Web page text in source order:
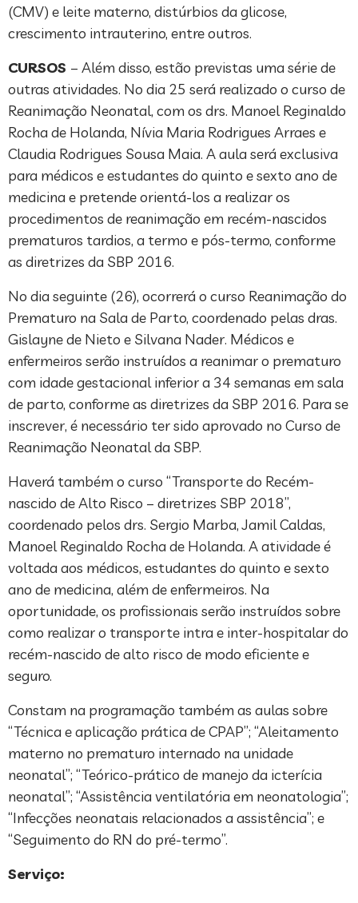
(CMV) e leite materno, distúrbios da glicose,
crescimento intrauterino, entre outros.
CURSOS – Além disso, estão previstas uma série de
outras atividades. No dia 25 será realizado o curso de
Reanimação Neonatal, com os drs. Manoel Reginaldo
Rocha de Holanda, Nívia Maria Rodrigues Arraes e
Claudia Rodrigues Sousa Maia. A aula será exclusiva
para médicos e estudantes do quinto e sexto ano de
medicina e pretende orientá-los a realizar os
procedimentos de reanimação em recém-nascidos
prematuros tardios, a termo e pós-termo, conforme
as diretrizes da SBP 2016.
No dia seguinte (26), ocorrerá o curso Reanimação do
Prematuro na Sala de Parto, coordenado pelas dras.
Gislayne de Nieto e Silvana Nader. Médicos e
enfermeiros serão instruídos a reanimar o prematuro
com idade gestacional inferior a 34 semanas em sala
de parto, conforme as diretrizes da SBP 2016. Para se
inscrever, é necessário ter sido aprovado no Curso de
Reanimação Neonatal da SBP.
Haverá também o curso “Transporte do Recém-
nascido de Alto Risco – diretrizes SBP 2018”,
coordenado pelos drs. Sergio Marba, Jamil Caldas,
Manoel Reginaldo Rocha de Holanda. A atividade é
voltada aos médicos, estudantes do quinto e sexto
ano de medicina, além de enfermeiros. Na
oportunidade, os profissionais serão instruídos sobre
como realizar o transporte intra e inter-hospitalar do
recém-nascido de alto risco de modo eficiente e
seguro.
Constam na programação também as aulas sobre
“Técnica e aplicação prática de CPAP”; “Aleitamento
materno no prematuro internado na unidade
neonatal”; “Teórico-prático de manejo da icterícia
neonatal”; “Assistência ventilatória em neonatologia”;
“Infecções neonatais relacionados a assistência”; e
“Seguimento do RN do pré-termo”.
Serviço: